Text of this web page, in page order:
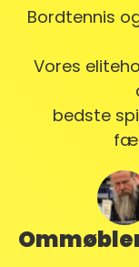
Bordtennis
Vores
bedste